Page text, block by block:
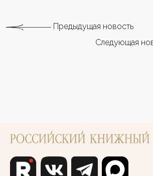
Предыдущая новость
Следующая